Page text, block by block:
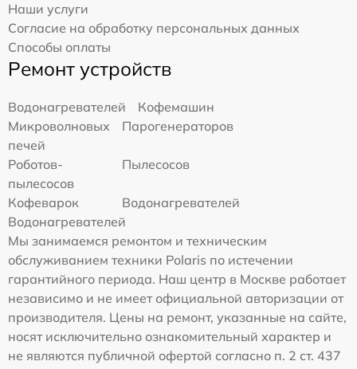
Наши услуги
Согласие на обработку персональных данных
Способы оплаты
Ремонт устройств
Водонагревателей
Кофемашин
Микроволновых
печей
Парогенераторов
Роботов-
пылесосов
Пылесосов
Кофеварок
Водонагревателей
Водонагревателей
Мы занимаемся ремонтом и техническим
обслуживанием техники Polaris по истечении
гарантийного периода. Наш центр в Москве работает
независимо и не имеет официальной авторизации от
производителя. Цены на ремонт, указанные на сайте,
носят исключительно ознакомительный характер и
не являются публичной офертой согласно п. 2 ст. 437